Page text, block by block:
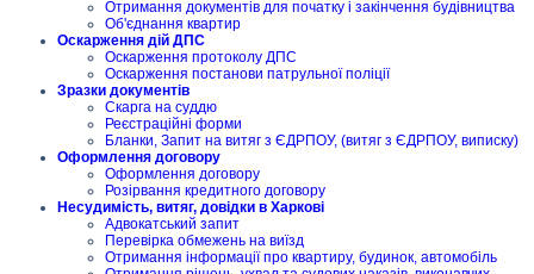
Отримання документів для початку і закінчення будівництва
Об'єднання квартир
Оскарження дій ДПС
Оскарження протоколу ДПС
Оскарження постанови патрульної поліції
Зразки документів
Скарга на суддю
Реєстраційні форми
Бланки, Запит на витяг з ЄДРПОУ, (витяг з ЄДРПОУ, виписку)
Оформлення договору
Оформлення договору
Розірвання кредитного договору
Несудимість, витяг, довідки в Харкові
Адвокатський запит
Перевірка обмежень на виїзд
Отримання інформації про квартиру, будинок, автомобіль